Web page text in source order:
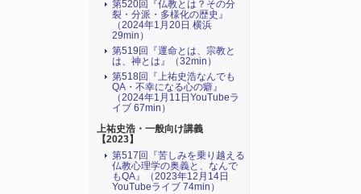
第520回『仏教とは？その分
裂・分派・多様化の歴史』
（2024年1月20日 横浜
29min）
第519回『運命とは、宗教と
は、神とは』（32min）
第518回『上祐史浩なんでも
QA・不幸になる心の癖』
（2024年1月11日YouTubeラ
イブ 67min）
上祐史浩・一般向け講義
【2023】
第517回『苦しみを乗り越える
仏教心理学の奥義と、なんで
もQA』（2023年12月14日
YouTubeライブ 74min）